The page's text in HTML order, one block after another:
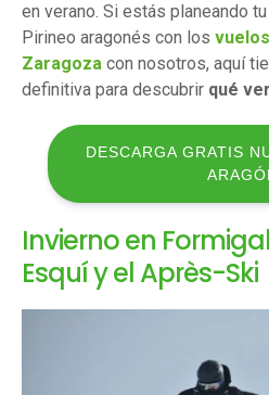
en verano. Si estás planeando
Pirineo aragonés con los
Zaragoza con nosotros, aquí
definitiva para descubrir qué
DESCARGA GRATIS
Invierno en
Esquí y el Après-Ski